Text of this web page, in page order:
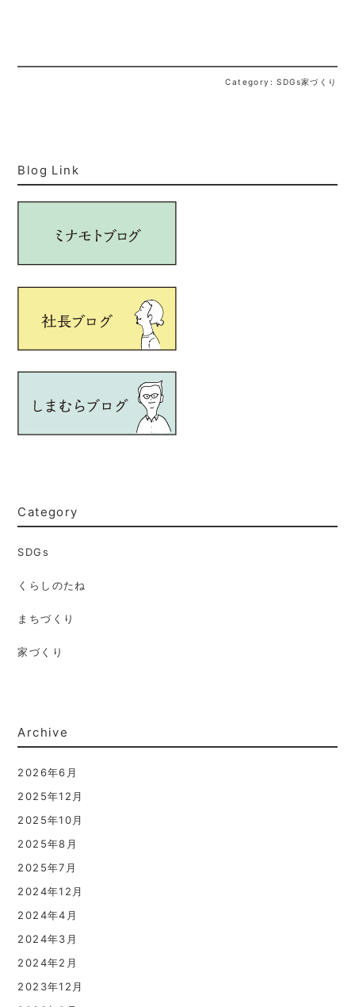
Blog Link
Category
SDGs
くらしのたね
まちづくり
家づくり
Archive
2026年6月
2025年12月
2025年10月
2025年8月
2025年7月
2024年12月
2024年4月
2024年3月
2024年2月
2023年12月
Category: SDGs家づくり